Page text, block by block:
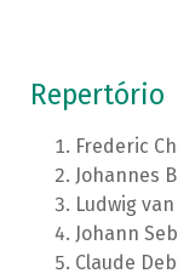
Repertório
Frederic
Johannes
Ludwig
Johann
Claude